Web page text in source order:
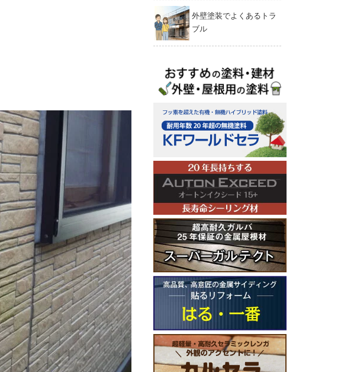
外壁塗装でよくあるトラ
ブル